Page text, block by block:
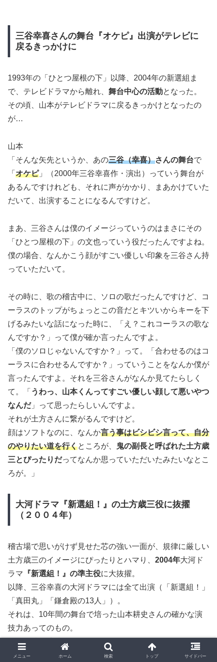
三谷幸喜さんの舞台『オケピ』出演がテレビに
戻るきっかけに
1993年の「ひとつ屋根の下」以降、2004年の新選組ま
で、テレビドラマから離れ、 舞台中心の活動となった。
その頃、山本がテレビドラマに戻るきっかけとなったの
が…
山本
「そんな矢先というか、あの三谷（幸喜）さんの舞台で
「 オケピ」（2000年三谷幸喜作・演出）っていう舞台が
あるんですけれども、それに声がかかり、まあかけていた
だいて、出演することになるんですけど。
まあ、三谷さんは僕のイメージっていうのはまさにその
「ひとつ屋根の下」の文也っていう役だったんですよね。
僕の場合、なんかこう顔がすごい優しい印象を三谷さん持
っていただいて。
その時に、歌の稽古中に、ソロの歌だったんですけど、コ
ーラスのトップがちょっとこの音だとキツいからキーを下
げるみたいな話になった時に、「え？これコーラスの歌な
んですか？」って僕が確か言ったんですよ。
「僕のソロじゃないんですか？」って。「合わせるのはコ
ーラスに合わせるんですか？」っていうことをなんか僕が
言ったんですよ。それを三谷さんがなんか見てたらしく
て。「 うわっ、山本くんってすごい優しい顔して悪いやつ
なんだ」って思ったらしいんですよ。
それが土方さんに繋がるんですけど。
顔はソフトなのに、なんか言う事はビシビシ言って、自分
のやりたい道を行くところが、
鬼の副長と呼ばれた土方歳
三とぴったりだってなんか思っていただいたみたいなとこ
ろが。」
大河ドラマ『新選組！』の土方歳三役に抜擢
（２００４年）
稽古場で思いがけず見せた芯の強い一面が、規律に厳しい
土方歳三のイメージにぴったりとハマり、 2004年大河ド
ラマ 『新選組！』の準主役に大抜擢。
以降、三谷幸喜の大河ドラマには全て出演（「新選組！」
「真田丸」「鎌倉殿の13人」）。
それは、10年間の舞台で培った山本耕史さんの確かな演
技力あってのもの。
そんな彼の演技を盟友
堺雅人さんはこう見ている。
メニュー ホーム 検索 トップ サイドバー